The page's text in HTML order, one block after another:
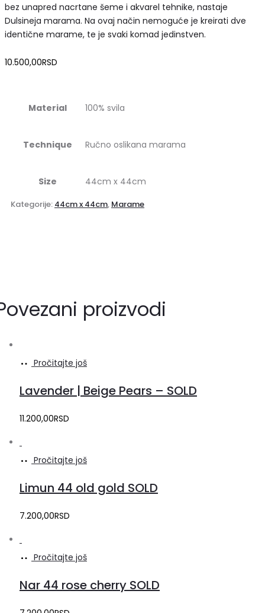
bez unapred nacrtane šeme i akvarel tehnike, nastaje
Dulsineja marama. Na ovaj način nemoguće je kreirati dve
identične marame, te je svaki komad jedinstven.
10.500,00RSD
Material 100% svila
Technique Ručno oslikana marama
Size 44cm x 44cm
Kategorije: 44cm x 44cm, Marame
proizvodi
Pročitajte još
Lavender | Beige Pears – SOLD
11.200,00RSD
Pročitajte još
Limun 44 old gold SOLD
7.200,00RSD
Pročitajte još
Nar 44 rose cherry SOLD